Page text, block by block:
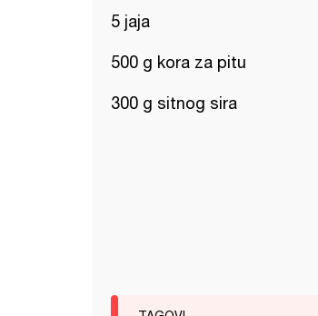
5 jaja
500 g kora za pitu
300 g sitnog sira